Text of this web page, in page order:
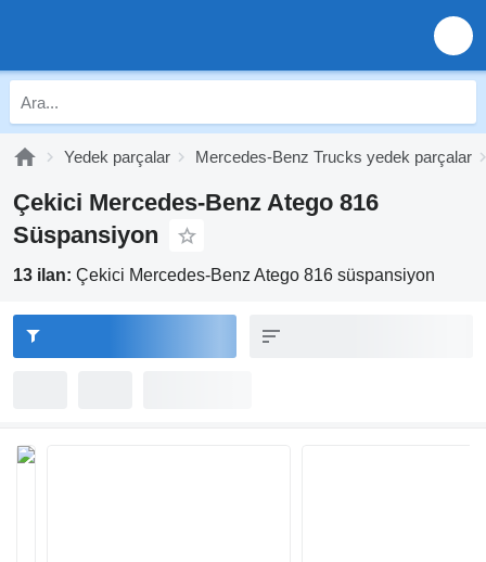
Yedek parçalar Mercedes-Benz Trucks yedek parçalar
Çekici Mercedes-Benz Atego 816
Süspansiyon
13 ilan: Çekici Mercedes-Benz Atego 816 süspansiyon